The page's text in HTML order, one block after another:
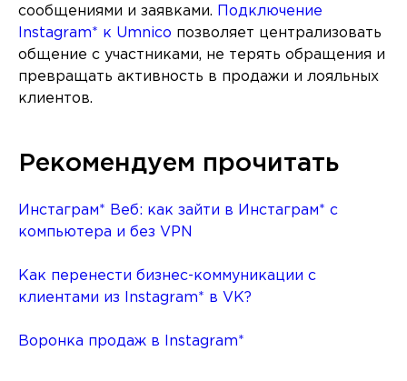
сообщениями и заявками.
Подключение
Instagram* к Umnico позволяет централизовать
общение с участниками, не терять обращения и
превращать активность в продажи и лояльных
клиентов.
Рекомендуем прочитать
Инстаграм* Веб: как зайти в Инстаграм* с
компьютера и без VPN
Как перенести бизнес-коммуникации с
клиентами из Instagram* в VK?
Воронка продаж в Instagram*